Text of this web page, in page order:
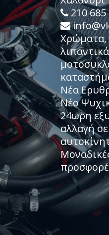
210 685
Χρώματα,
Νέα
Νέο
24ωρη
αλλαγή